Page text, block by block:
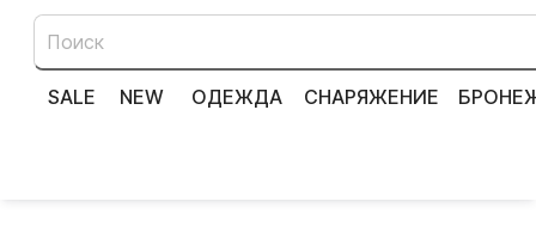
SALE NEW ОДЕЖДА СНАРЯЖЕНИЕ